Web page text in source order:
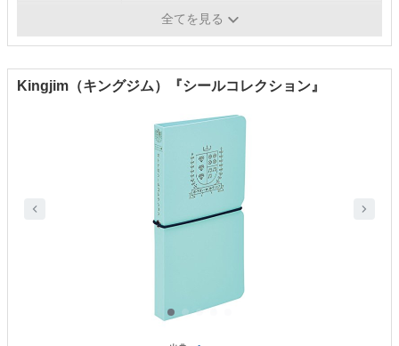
Usumomo全てを見る
Kingjim（キングジム）『シールコレクション』